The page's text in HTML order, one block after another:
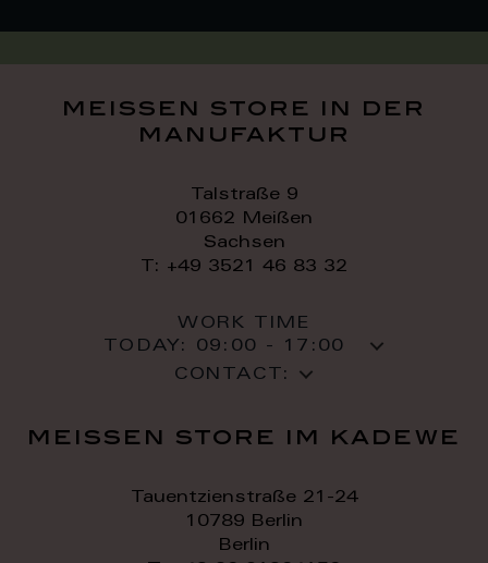
meissen store in der
manufaktur
Talstraße 9
01662 Meißen
Sachsen
T: +49 3521 46 83 32
WORK TIME
TODAY: 09:00 - 17:00
CONTACT:
meissen store im kadewe
Tauentzienstraße 21-24
10789 Berlin
Berlin